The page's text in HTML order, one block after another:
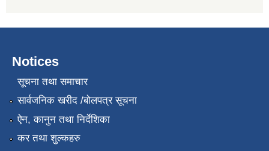
Notices
सूचना तथा समाचार
सार्वजनिक खरीद /बोलपत्र सूचना
ऐन, कानुन तथा निर्देशिका
कर तथा शुल्कहरु